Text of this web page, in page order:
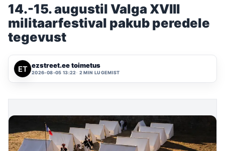
14.-15. augustil Valga XVIII
militaarfestival pakub peredele
tegevust
ezstreet.ee toimetus
2026-08-05 13:22 2 MIN LUGEMIST